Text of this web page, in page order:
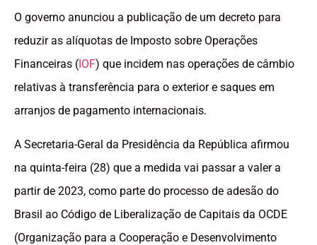
O governo anunciou a publicação de um decreto para
reduzir as alíquotas de Imposto sobre Operações
Financeiras (IOF) que incidem nas operações de câmbio
relativas à transferência para o exterior e saques em
arranjos de pagamento internacionais.
A Secretaria-Geral da Presidência da República afirmou
na quinta-feira (28) que a medida vai passar a valer a
partir de 2023, como parte do processo de adesão do
Brasil ao Código de Liberalização de Capitais da OCDE
(Organização para a Cooperação e Desenvolvimento